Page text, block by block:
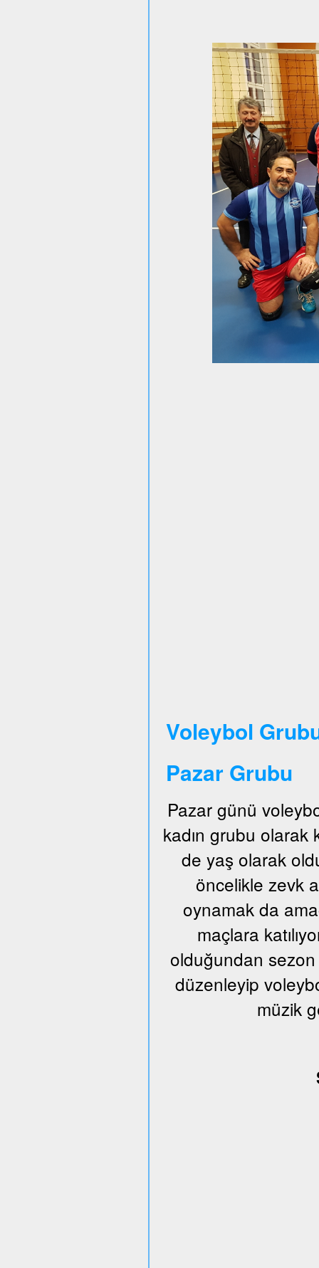
Voleybol
Pazar Grubu
Pazar günü
kadın grubu olarak
de yaş olarak
öncelikle zevk
oynamak da
maçlara
olduğundan
düzenleyip
müzik